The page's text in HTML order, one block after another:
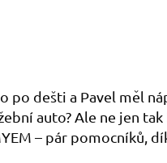
po dešti a Pavel měl
auto? Ale ne jen
– pár pomocníků,